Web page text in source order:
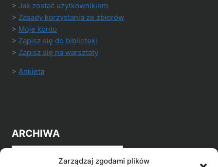
Zarządzaj zgodami plików
> Jak zostać użytkownikiem
> Zasady korzystania ze zbiorów
> Moje konto
> Zapisz się do biblioteki
> Zapisz się na warsztaty
> Ankieta
ARCHIWA
Archiwa